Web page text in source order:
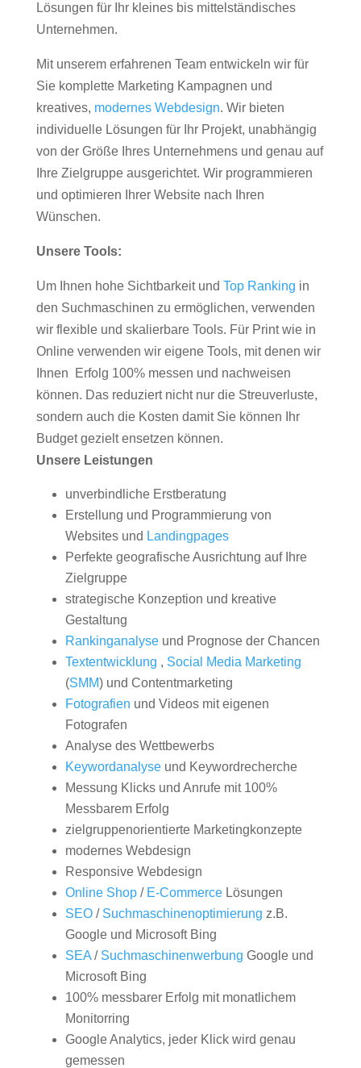
Lösungen für Ihr kleines bis mittelständisches
Unternehmen.
Mit unserem erfahrenen Team entwickeln wir für
Sie komplette Marketing Kampagnen und
kreatives, modernes Webdesign. Wir bieten
individuelle Lösungen für Ihr Projekt, unabhängig
von der Größe Ihres Unternehmens und genau auf
Ihre Zielgruppe ausgerichtet. Wir programmieren
und optimieren Ihrer Website nach Ihren
Wünschen.
Unsere Tools:
Um Ihnen hohe Sichtbarkeit und Top Ranking in
den Suchmaschinen zu ermöglichen, verwenden
wir flexible und skalierbare Tools. Für Print wie in
Online verwenden wir eigene Tools, mit denen wir
Ihnen Erfolg 100% messen und nachweisen
können. Das reduziert nicht nur die Streuverluste,
sondern auch die Kosten damit Sie können Ihr
Budget gezielt ensetzen können.
Unsere Leistungen
unverbindliche Erstberatung
Erstellung und Programmierung von
Websites und Landingpages
Perfekte geografische Ausrichtung auf Ihre
Zielgruppe
strategische Konzeption und kreative
Gestaltung
Rankinganalyseund Prognose der Chancen
Textentwicklung , Social Media Marketing
(SMM) und Contentmarketing
Fotografien und Videos mit eigenen
Fotografen
Analyse des Wettbewerbs
Keywordanalyseund Keywordrecherche
Messung Klicks und Anrufe mit 100%
Messbarem Erfolg
zielgruppenorientierte Marketingkonzepte
modernes Webdesign
Responsive Webdesign
Online Shop/ E-CommerceLösungen
SEO/ Suchmaschinenoptimierung z.B.
Google und Microsoft Bing
SEA/ Suchmaschinenwerbung Google und
Microsoft Bing
100% messbarer Erfolg mit monatlichem
Monitorring
Google Analytics, jeder Klick wird genau
gemessen